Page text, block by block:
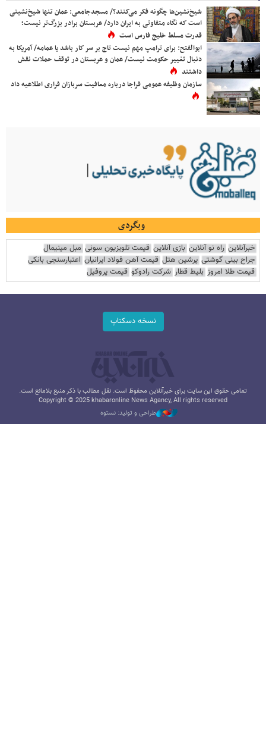
شیخ‌نشین‌ها چگونه فکر می‌کنند؟/ مسجدجامعی: عمان تنها شیخ‌نشینی
است که نگاه متفاوتی به ایران دارد/ عربستان برادر بزرگ‌تر نیست؛
قدرت مسلط خلیج فارس است
ابوالفتح: برای ترامپ مهم نیست تاج بر سر کار باشد یا عمامه/ آمریکا به
دنبال تغییر حکومت نیست/ عمان و عربستان در توقف حملات نقش
داشتند
سازمان وظیفه عمومی فراجا درباره معافیت سربازان فراری اطلاعیه داد
وبگردی
خبرآنلاین راه نو آنلاین بازی آنلاین قیمت تلویزیون سونی مبل مینیمال
جراح بینی گوشتی پرشین هتل قیمت آهن فولاد ایرانیان اعتبارسنجی بانکی
قیمت طلا امروز بلیط قطار شرکت رادوکو قیمت پروفیل
نسخه دسکتاپ
تمامی حقوق این سایت برای خبرآنلاین محفوظ است. نقل مطالب با ذکر منبع بلامانع است.
Copyright © 2025 khabaronline News Agancy, All rights reserved
طراحی و تولید: نستوه